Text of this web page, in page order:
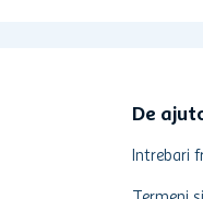
De
Intrebari